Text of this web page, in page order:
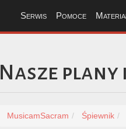
Serwis Pomoce
Nasze plany
MusicamSacram Śpiewnik